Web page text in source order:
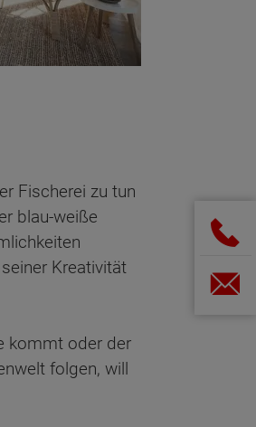
Fischerei zu tun
blau-weiße
Kreativität
kommt oder der
folgen, will